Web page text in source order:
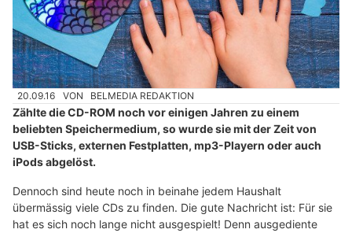
20.09.16 VON BELMEDIA REDAKTION
Zählte die CD-ROM noch vor einigen Jahren zu einem
beliebten Speichermedium, so wurde sie mit der Zeit von
USB-Sticks, externen Festplatten, mp3-Playern oder auch
iPods abgelöst.
Dennoch sind heute noch in beinahe jedem Haushalt
übermässig viele CDs zu finden. Die gute Nachricht ist: Für sie
hat es sich noch lange nicht ausgespielt! Denn ausgediente